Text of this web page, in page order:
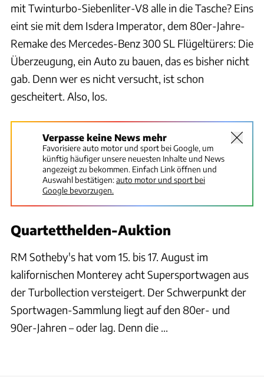
mit Twinturbo-Siebenliter-V8 alle in die Tasche? Eins
eint sie mit dem Isdera Imperator, dem 80er-Jahre-
Remake des Mercedes-Benz 300 SL Flügeltürers: Die
Überzeugung, ein Auto zu bauen, das es bisher nicht
gab. Denn wer es nicht versucht, ist schon
gescheitert. Also, los.
Verpasse keine News mehr
Favorisiere auto motor und sport bei Google, um
künftig häufiger unsere neuesten Inhalte und News
angezeigt zu bekommen. Einfach Link öffnen und
Auswahl bestätigen:auto motor und sport bei
Google bevorzugen.
Quartetthelden-Auktion
RM Sotheby's hat vom 15. bis 17. August im
kalifornischen Monterey acht Supersportwagen aus
der Turbollection versteigert. Der Schwerpunkt der
Sportwagen-Sammlung liegt auf den 80er- und
90er-Jahren – oder lag. Denn die ...